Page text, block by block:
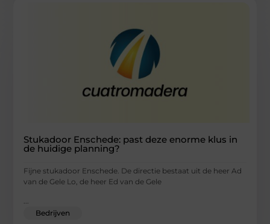
Stukadoor Enschede: past deze enorme klus in
de huidige planning?
Fijne stukadoor Enschede. De directie bestaat uit de heer Ad
van de Gele Lo, de heer Ed van de Gele
...
Bedrijven